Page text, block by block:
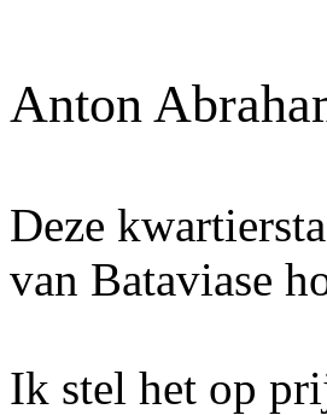
Anton
Deze
van Bataviase
Ik stel het op